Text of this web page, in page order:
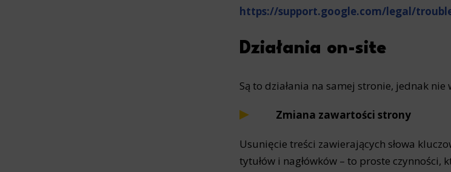
https://support.google.com/legal/
Działania on-site
Są to działania na samej stronie, jednak
Zmiana zawartości strony
Usunięcie treści zawierających słowa
tytułów i nagłówków – to proste czynności,